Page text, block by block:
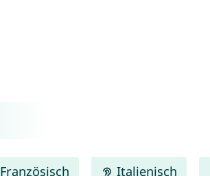
Französisch Italienisch